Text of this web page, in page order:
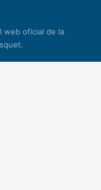
web oficial de la